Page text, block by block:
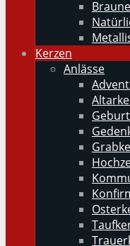
Kerzen
Anlässe